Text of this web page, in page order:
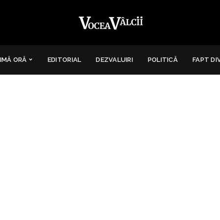
ORĂ EDITORIAL DEZVALUIRI POLITICĂ FAPT